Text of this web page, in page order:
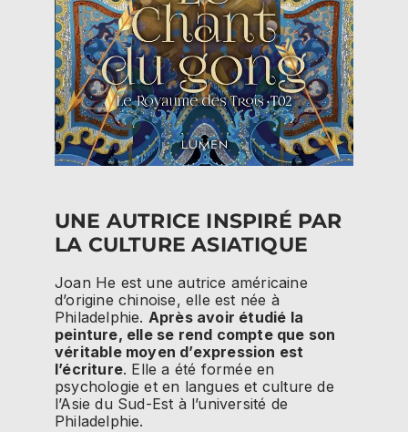
UNE AUTRICE INSPIRÉ PAR
LA CULTURE ASIATIQUE
Joan He est une autrice américaine
d’origine chinoise, elle est née à
Philadelphie. Après avoir étudié la
peinture, elle se rend compte que son
véritable moyen d’expression est
l’écriture. Elle a été formée en
psychologie et en langues et culture de
l’Asie du Sud-Est à l’université de
Philadelphie.